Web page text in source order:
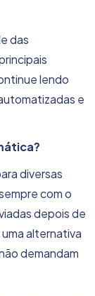
das
lendo
e
diversas
com o
depois de
alternativa
demandam